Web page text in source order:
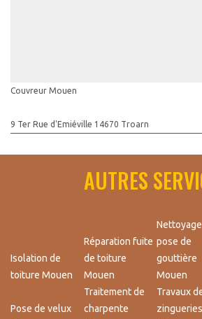
Couvreur Mouen
9 Ter Rue d'Emiéville 14670 Troarn
AUTRES
Isolation de
toiture Mouen
Réparation fuite
de toiture
Mouen
pose de
gouttière
Mouen
Pose de velux
Traitement de
charpente
Travaux
zingueries